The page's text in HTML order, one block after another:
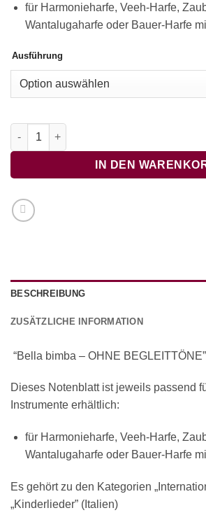
für Harmonieharfe, Veeh-Harfe,
Wantalugaharfe oder Bauer-Harfe
Ausführung
Bella bimba - OHNE BEGLEITTÖNE Menge
IN DEN
BESCHREIBUNG
ZUSÄTZLICHE INFORMATION
“Bella bimba – OHNE
Dieses Notenblatt ist jeweils passend
Instrumente erhältlich:
für Harmonieharfe, Veeh-Harfe,
Wantalugaharfe oder Bauer-Harfe
Es gehört zu den Kategorien
„Kinderlieder” (Italien)